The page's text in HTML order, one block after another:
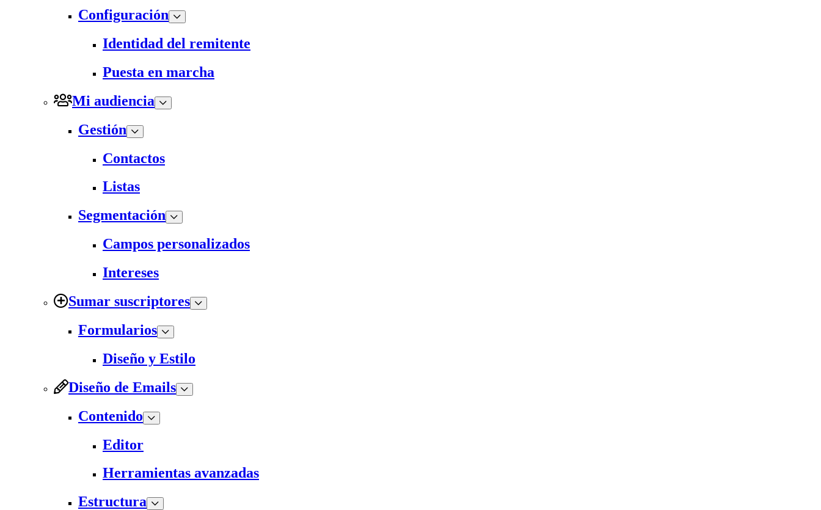
Configuración
Identidad del remitente
Puesta en marcha
Mi audiencia
Gestión
Contactos
Listas
Segmentación
Campos personalizados
Intereses
Sumar suscriptores
Formularios
Diseño y Estilo
Diseño de Emails
Contenido
Editor
Herramientas avanzadas
Estructura